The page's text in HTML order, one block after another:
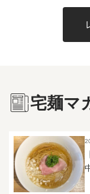
ツルピロの麺肌と口当
リの強いコシ、香ばしい
わえます。 硬め茹では
ングはInスープで、ミデ
の極太メンマが4本と、
ューが1枚で、どちらも
け。 熱を通し過ぎると
質・食感共に劣化するの
かけ過ぎには注意で
は宅麺で初めて頂き、そ
辛旨スープと背脂をぐ
げてくれて、噛むほどに
ミナ系らしい甘辛さで
量で自分好みのコクに調
す。 味付きの背脂を白米にひとさじ
します。 正直なところ、辛さは中辛
くらいで、激辛好きの
ないかもしれません。 逆
いのが得意でなくても
さなので、そこは好みが
宅麺マ